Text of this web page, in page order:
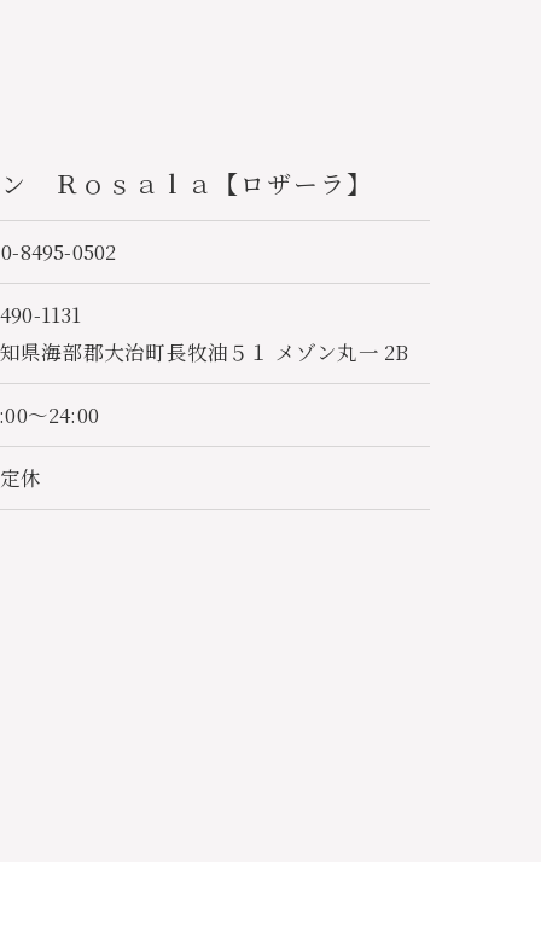
Ｒｏｓａｌａ【ロザーラ】
8495-0502
1131
県海部郡大治町長牧油５１ メゾン丸一 2B
～24:00
休